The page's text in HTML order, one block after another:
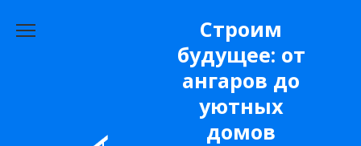
Строим
будущее: от
ангаров до
уютных
домов